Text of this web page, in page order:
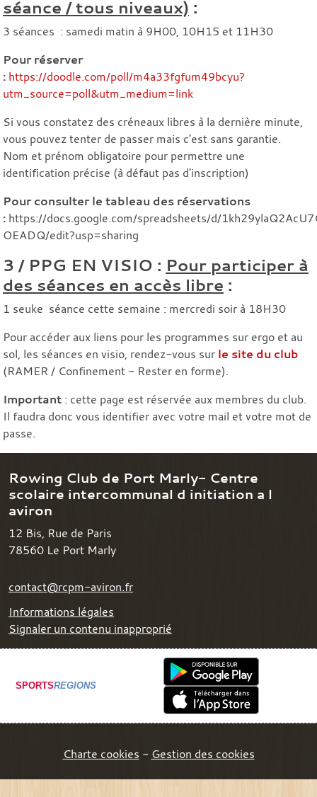
séance / tous niveaux) :
3 séances : samedi matin à 9H00, 10H15 et 11H30
Pour réserver
: https://doodle.com/poll/m4a33fgfum49bcyu?
utm_source=poll&utm_medium=link
Si vous constatez des créneaux libres à la dernière minute,
vous pouvez tenter de passer mais c'est sans garantie.
Nom et prénom obligatoire pour permettre une
identification précise (à défaut pas d'inscription)
Pour consulter le tableau des réservations
: https://docs.google.com/spreadsheets/d/
OEADQ/edit?usp=sharing
3 / PPG EN VISIO : Pour participer à
des séances en accès libre :
1 seuke séance cette semaine : mercredi soir à 18H30
Pour accéder aux liens pour les programmes sur ergo et au
sol, les séances en visio, rendez-vous sur le site du club
(RAMER / Confinement - Rester en forme).
Important : cette page est réservée aux membres du club.
Il faudra donc vous identifier avec votre mail et votre mot de
passe.
Rowing Club de Port Marly- Centre
scolaire intercommunal d initiation a l
aviron
12 Bis, Rue de Paris
78560 Le Port Marly
contact@rcpm-aviron.fr
Informations légales
Signaler un contenu inapproprié
SPORTSREGIONS
Charte cookies Gestion des cookies